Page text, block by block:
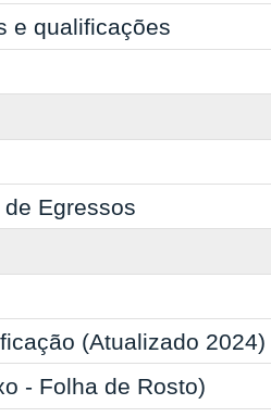
e qualificações
Egressos
(Atualizado 2024)
- Folha de Rosto)